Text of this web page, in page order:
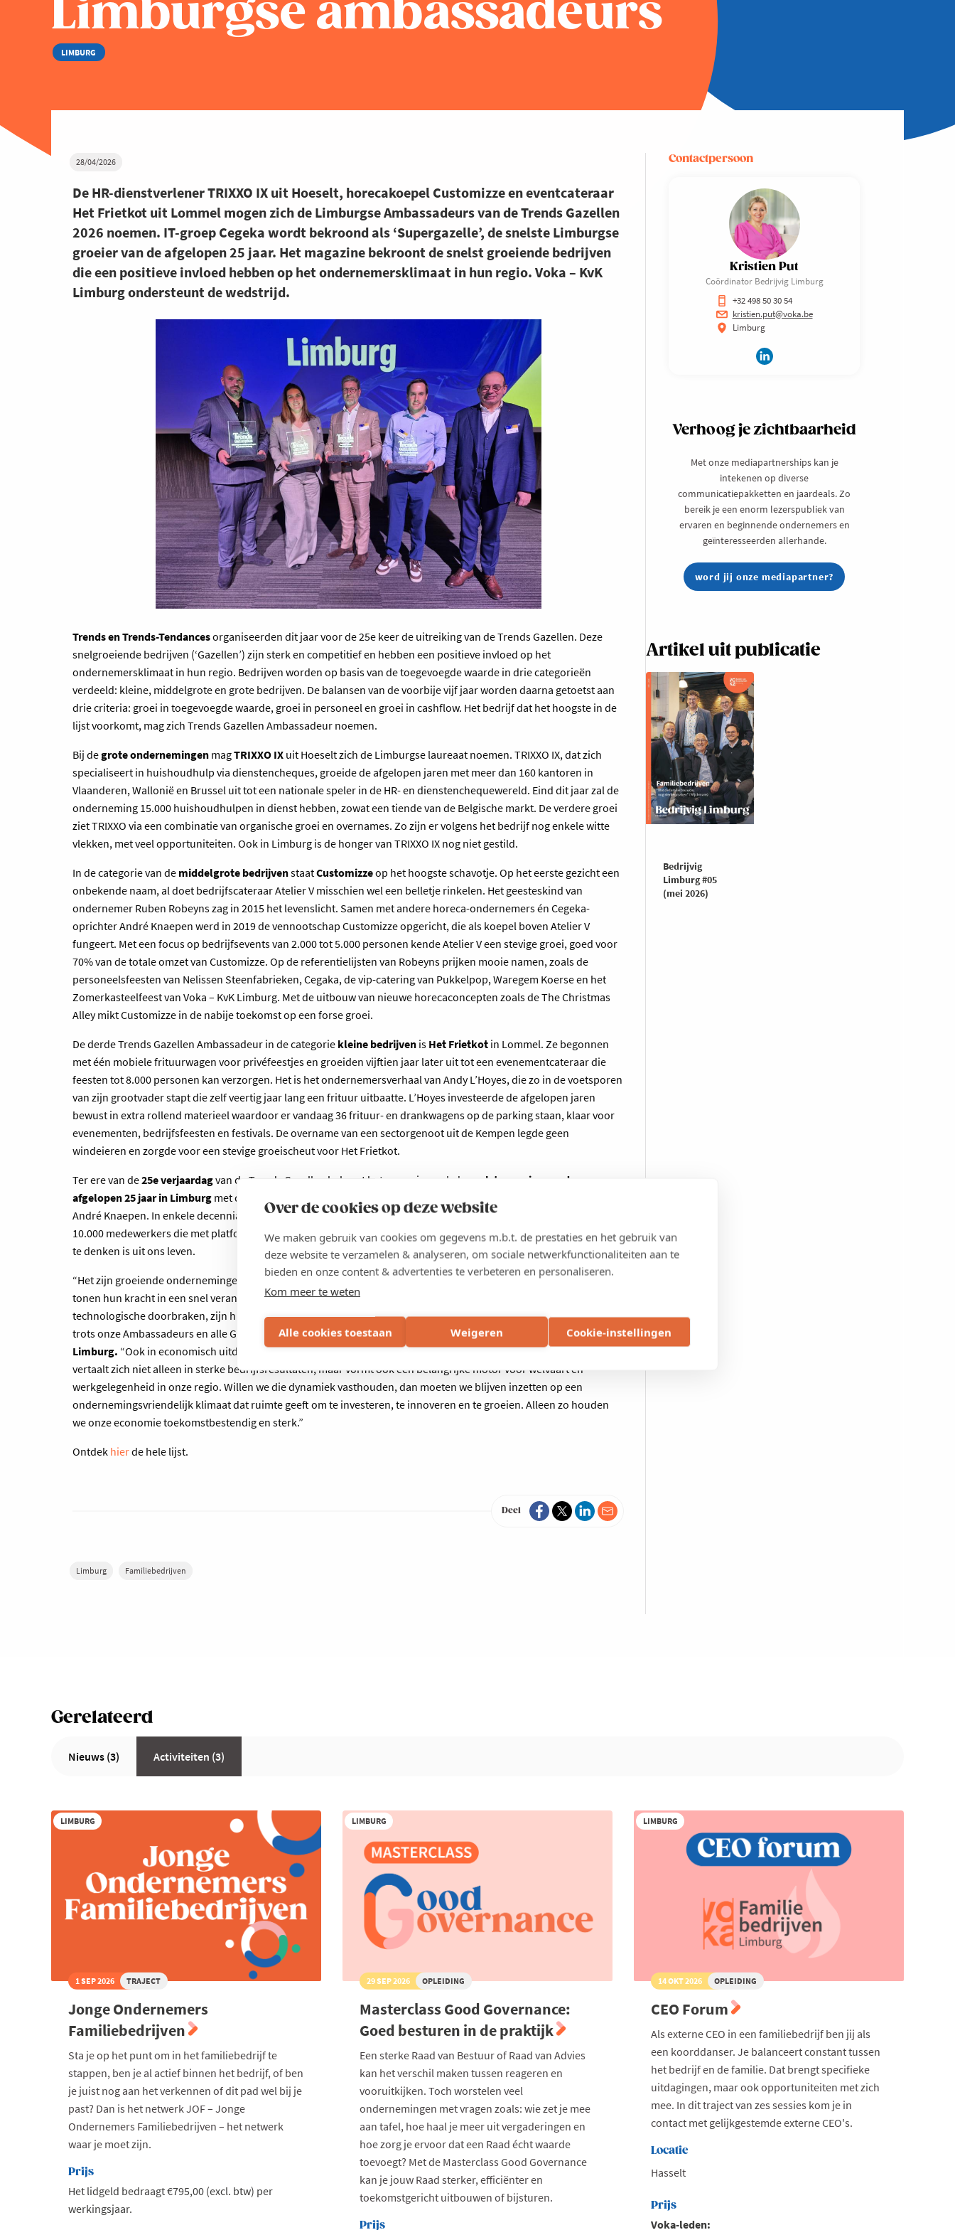
Over de cookies op deze website
We maken gebruik van cookies om gegevens m.b.t. de prestaties en het gebruik van
deze website te verzamelen & analyseren, om sociale netwerkfunctionaliteiten aan te
bieden en onze content & advertenties te verbeteren en personaliseren.
Kom meer te weten
Alle cookies toestaan Weigeren Cookie-instellingen
Limburgse ambassadeurs
LIMBURG
28/04/2026
De HR-dienstverlener TRIXXO IX uit Hoeselt, horecakoepel Customizze en eventcateraar
Het Frietkot uit Lommel mogen zich de Limburgse Ambassadeurs van de Trends Gazellen
2026 noemen. IT-groep Cegeka wordt bekroond als ‘Supergazelle’, de snelste Limburgse
groeier van de afgelopen 25 jaar. Het magazine bekroont de snelst groeiende bedrijven
die een positieve invloed hebben op het ondernemersklimaat in hun regio. Voka – KvK
Limburg ondersteunt de wedstrijd.
Trends en Trends-Tendancesorganiseerden dit jaar voor de 25e keer de uitreiking van de Trends Gazellen. Deze
snelgroeiende bedrijven (‘Gazellen’) zijn sterk en competitief en hebben een positieve invloed op het
ondernemersklimaat in hun regio. Bedrijven worden op basis van de toegevoegde waarde in drie categorieën
verdeeld: kleine, middelgrote en grote bedrijven. De balansen van de voorbije vijf jaar worden daarna getoetst aan
drie criteria: groei in toegevoegde waarde, groei in personeel en groei in cashflow. Het bedrijf dat het hoogste in de
lijst voorkomt, mag zich Trends Gazellen Ambassadeur noemen.
Bij degrote ondernemingen magTRIXXO IX uit Hoeselt zich de Limburgse laureaat noemen. TRIXXO IX, dat zich
specialiseert in huishoudhulp via dienstencheques, groeide de afgelopen jaren met meer dan 160 kantoren in
Vlaanderen, Wallonië en Brussel uit tot een nationale speler in de HR- en dienstenchequewereld. Eind dit jaar zal de
onderneming 15.000 huishoudhulpen in dienst hebben, zowat een tiende van de Belgische markt. De verdere groei
ziet TRIXXO via een combinatie van organische groei en overnames. Zo zijn er volgens het bedrijf nog enkele witte
vlekken, met veel opportuniteiten. Ook in Limburg is de honger van TRIXXO IX nog niet gestild.
In de categorie van de middelgrote bedrijvenstaatCustomizzeop het hoogste schavotje. Op het eerste gezicht een
onbekende naam, al doet bedrijfscateraar Atelier V misschien wel een belletje rinkelen. Het geesteskind van
ondernemer Ruben Robeyns zag in 2015 het levenslicht. Samen met andere horeca-ondernemers én Cegeka-
oprichter André Knaepen werd in 2019 de vennootschap Customizze opgericht, die als koepel boven Atelier V
fungeert. Met een focus op bedrijfs­events van 2.000 tot 5.000 personen kende Atelier V een stevige groei, goed voor
70% van de totale omzet van Customizze. Op de referentielijsten van Robeyns prijken mooie namen, zoals de
personeelsfeesten van Nelissen Steenfabrieken, Cegaka, de vip-catering van Pukkelpop, Waregem Koerse en het
Zomerkasteelfeest van Voka – KvK Limburg. Met de uitbouw van nieuwe horecaconcepten zoals de The Christmas
Alley mikt Customizze in de nabije toekomst op een forse groei.
De derde Trends Gazellen Ambassadeur in de categorie kleine bedrijven is Het Frietkot in Lommel. Ze begonnen
met één mobiele frituurwagen voor privéfeestjes en groeiden vijftien jaar later uit tot een evenementcateraar die
feesten tot 8.000 personen kan verzorgen. Het is het ondernemersverhaal van Andy L’Hoyes, die zo in de voetsporen
van zijn grootvader stapt die zelf veertig jaar lang een frituur uitbaatte. L’Hoyes investeerde de afgelopen jaren
bewust in extra rollend materieel waardoor er vandaag 36 frituur- en drankwagens op de parking staan, klaar voor
evenementen, bedrijfsfeesten en festivals. De overname van een sectorgenoot uit de Kempen legde geen
windeieren en zorgde voor een stevige groeischeut voor Het Frietkot.
Ter ere van de25e verjaardagvan de Trends Gazellen beloont het magazine ook de
snelste groeier van de
afgelopen 25 jaar in Limburg met de titel van ‘Supergazelle’. Die eer valt te beurt aan IT-groep Cegeka van oprichter
André Knaepen. In enkele decennia bouwde hij Cegeka uit tot een internationale technologiegroep met meer dan
10.000 medewerkers die met platformen zoals Smartschool, het Groeipakket en het patiëntendossier niet meer weg
te denken is uit ons leven.
“Het zijn groeiende ondernemingen die onze economie vooruit stuwen. Ze creëren jobs, bouwen welvaart op en
tonen hun kracht in een snel veranderende wereld. Zeker vandaag, met economische onzekerheid en
technologische doorbraken, zijn hun veerkracht en innovatie van onschatbare waarde. Daarom feliciteren wij met
trots onze Ambassadeurs en alle Gazellen van 2026”, zegt Johann Leten, gedelegeerd bestuurder van Voka – KvK
Limburg. “Ook in economisch uitdagende tijden tonen Limburgse bedrijven hun veerkracht en ambitie. Hun groei
vertaalt zich niet alleen in sterke bedrijfsresultaten, maar vormt ook een belangrijke motor voor welvaart en
werkgelegenheid in onze regio. Willen we die dynamiek vasthouden, dan moeten we blijven inzetten op een
ondernemingsvriendelijk klimaat dat ruimte geeft om te investeren, te innoveren en te groeien. Alleen zo houden
we onze economie toekomstbestendig en sterk.”
Ontdek hierde hele lijst.
Deel
Limburg Familiebedrijven
Contactpersoon
Kristien Put
Coördinator Bedrijvig Limburg
+32 498 50 30 54
kristien.put@voka.be
Limburg
Verhoog je zichtbaarheid
Met onze mediapartnerships kan je
intekenen op diverse
communicatiepakketten en jaardeals. Zo
bereik je een enorm lezerspubliek van
ervaren en beginnende ondernemers en
geïnteresseerden allerhande.
word jij onze mediapartner?
Artikel uit publicatie
Bedrijvig
Limburg #05
(mei 2026)
Gerelateerd
Nieuws (3) Activiteiten (3)
LIMBURG
1 SEP 2026 TRAJECT
Jonge Ondernemers
Familiebedrijven
Sta je op het punt om in het familiebedrijf te
stappen, ben je al actief binnen het bedrijf, of ben
je juist nog aan het verkennen of dit pad wel bij je
past? Dan is het netwerk JOF – Jonge
Ondernemers Familiebedrijven – het netwerk
waar je moet zijn.
Prijs
Het lidgeld bedraagt €795,00 (excl. btw) per
werkingsjaar.
LIMBURG
29 SEP 2026 OPLEIDING
Masterclass Good Governance:
Goed besturen in de praktijk
Een sterke Raad van Bestuur of Raad van Advies
kan het verschil maken tussen reageren en
vooruitkijken. Toch worstelen veel
ondernemingen met vragen zoals: wie zet je mee
aan tafel, hoe haal je meer uit vergaderingen en
hoe zorg je ervoor dat een Raad écht waarde
toevoegt? Met de Masterclass Good Governance
kan je jouw Raad sterker, efficiënter en
toekomstgericht uitbouwen of bijsturen.
Prijs
LIMBURG
14 OKT 2026 OPLEIDING
CEO Forum
Als externe CEO in een familiebedrijf ben jij als
een koorddanser. Je balanceert constant tussen
het bedrijf en de familie. Dat brengt specifieke
uitdagingen, maar ook opportuniteiten met zich
mee. In dit traject van zes sessies kom je in
contact met gelijkgestemde externe CEO's.
Locatie
Hasselt
Prijs
Voka-leden: